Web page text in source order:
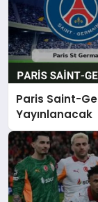
Paris Saint-
Yayınlanacak